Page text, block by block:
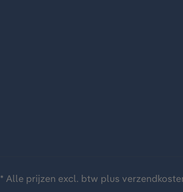
* Alle prijzen excl. btw plus